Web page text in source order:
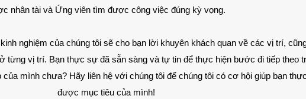
nhân tài và Ứng viên tìm được công việc đúng kỳ vọng.
nghiệm của chúng tôi sẽ cho bạn lời khuyên khách quan về các vị trí,
từng vị trí. Bạn thực sự đã sẵn sàng và tự tin để thực hiện bước đi tiếp theo
mình chưa? Hãy liên hệ với chúng tôi để chúng tôi có cơ hội giúp bạn
được mục tiêu của mình!